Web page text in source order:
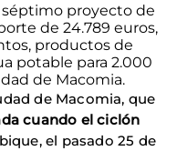
séptimo proyecto de
de 24.789 euros,
productos de
potable para 2.000
de Macomia.
de Macomia, que
cuando el ciclón
el pasado 25 de